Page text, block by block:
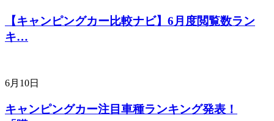
【キャンピングカー比較ナビ】6月度閲覧数ラン
キ…
6月10日
キャンピングカー注目車種ランキング発表！